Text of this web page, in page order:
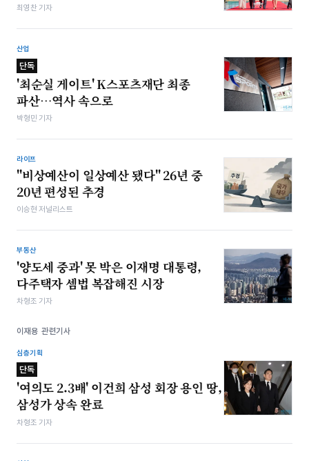
최영찬 기자
산업
단독
'최순실 게이트' K스포츠재단 최종
파산…역사 속으로
박형민 기자
라이프
"비상예산이 일상예산 됐다" 26년 중
20년 편성된 추경
이승현 저널리스트
부동산
'양도세 중과' 못 박은 이재명 대통령,
다주택자 셈법 복잡해진 시장
차형조 기자
이재용 관련기사
심층기획
단독
'여의도 2.3배' 이건희 삼성 회장 용인 땅,
삼성가 상속 완료
차형조 기자